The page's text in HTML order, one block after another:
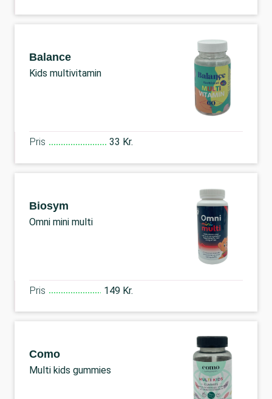
Balance
Kids multivitamin
Pris 33 Kr.
Biosym
Omni mini multi
Pris 149 Kr.
Como
Multi kids gummies